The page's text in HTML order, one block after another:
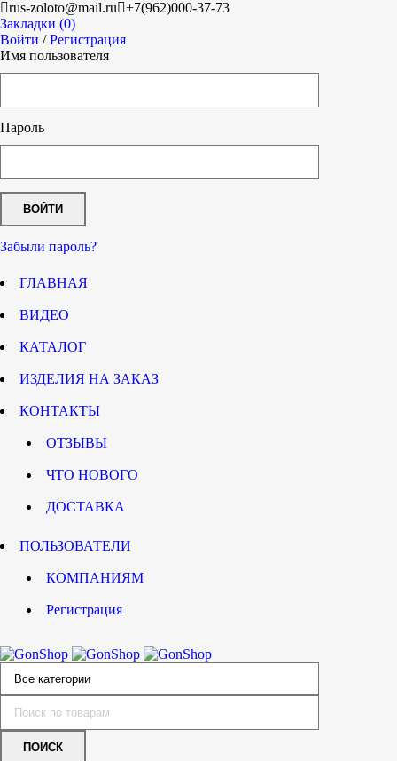
rus-zoloto@mail.ru
+7(962)000-37-73
Закладки (0)
Войти /Регистрация
Имя пользователя
Пароль
Забыли пароль?
ГЛАВНАЯ
ВИДЕО
КАТАЛОГ
ИЗДЕЛИЯ НА ЗАКАЗ
КОНТАКТЫ
ОТЗЫВЫ
ЧТО НОВОГО
ДОСТАВКА
ПОЛЬЗОВАТЕЛИ
КОМПАНИЯМ
Регистрация